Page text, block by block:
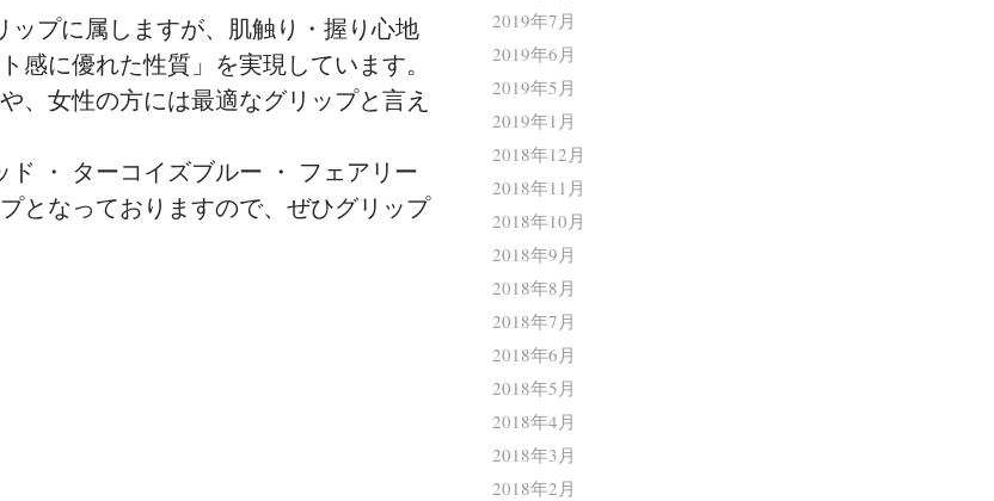
ップに属しますが、肌触り・握り心地
感に優れた性質」を実現しています。
、女性の方には最適なグリップと言え
・ ターコイズブルー ・ フェアリー
となっておりますので、ぜひグリップ
2019年7月
2019年6月
2019年5月
2019年1月
2018年12月
2018年11月
2018年10月
2018年9月
2018年8月
2018年7月
2018年6月
2018年5月
2018年4月
2018年3月
2018年2月